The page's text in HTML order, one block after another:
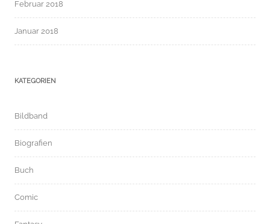
Februar 2018
Januar 2018
KATEGORIEN
Bildband
Biografien
Buch
Comic